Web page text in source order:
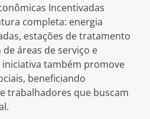
Incentivadas
completa: energia
estações de tratamento
áreas de serviço e
iniciativa também promove
beneficiando
trabalhadores que buscam